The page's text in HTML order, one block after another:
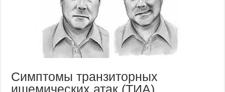
Симптомы транзиторных
ишемических атак (ТИА)